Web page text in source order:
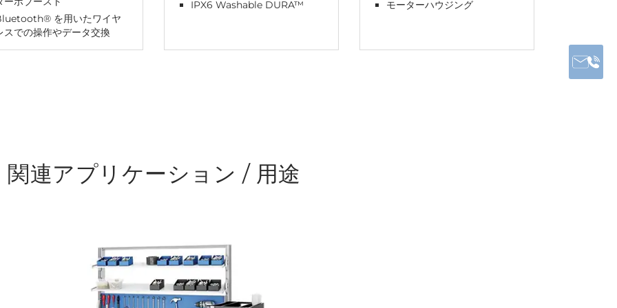
を用いたワイヤ
スでの操作やデータ交換
IPX6 Washable DURA™ モーターハウジング
関連アプリケーション / 用途